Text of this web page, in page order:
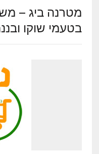
מטרנה ביג –
בטעמי שוקו